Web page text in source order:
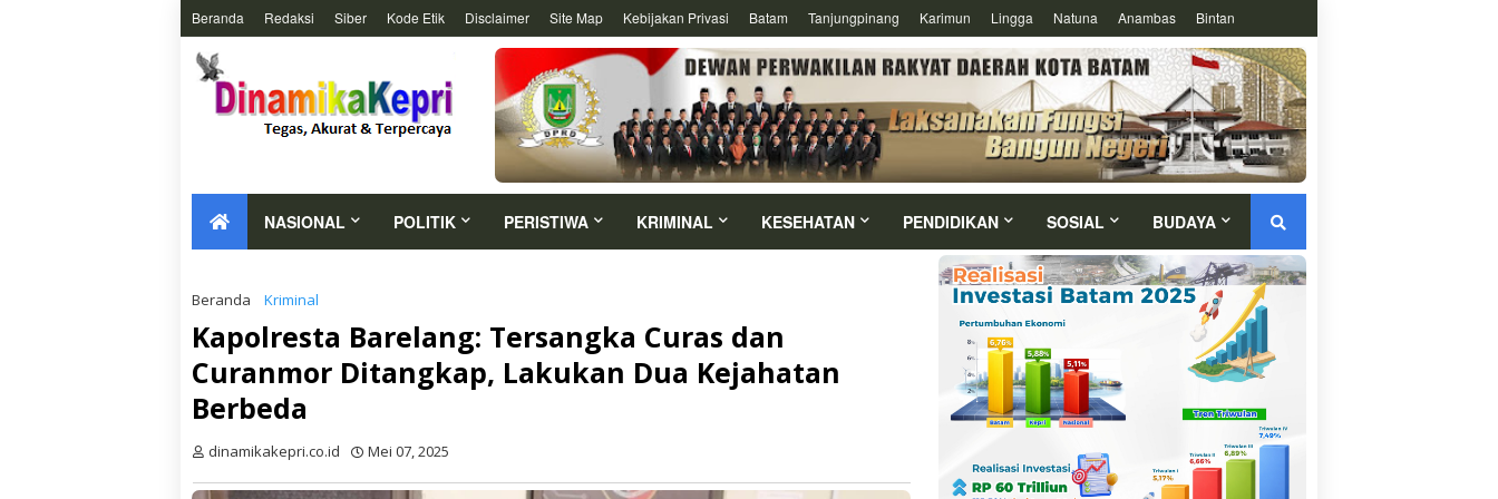
Beranda Redaksi Siber Kode Etik Disclaimer Site Map Kebijakan Privasi Batam Tanjungpinang Karimun Lingga Natuna Anambas Bintan
NASIONAL POLITIK PERISTIWA KRIMINAL KESEHATAN PENDIDIKAN SOSIAL BUDAYA
Beranda Kriminal
Kapolresta Barelang: Tersangka Curas dan
Curanmor Ditangkap, Lakukan Dua Kejahatan
Berbeda
dinamikakepri.co.id Mei 07, 2025